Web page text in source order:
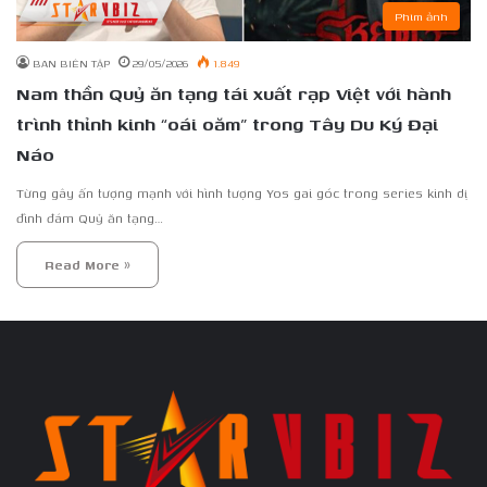
Phim ảnh
BAN BIÊN TẬP 29/05/2026 1.849
Nam thần Quỷ ăn tạng tái xuất rạp Việt với hành
trình thỉnh kinh “oái oăm” trong Tây Du Ký Đại
Náo
Từng gây ấn tượng mạnh với hình tượng Yos gai góc trong series kinh dị
đình đám Quỷ ăn tạng…
Read More »